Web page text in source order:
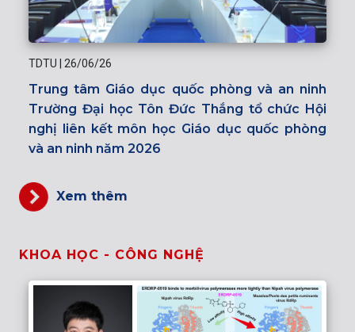
TDTU 26/06/26
Trung tâm Giáo dục quốc phòng và an ninh
Trường Đại học Tôn Đức Thắng tổ chức Hội
nghị liên kết môn học Giáo dục quốc phòng
và an ninh năm 2026
Xem thêm
KHOA HỌC - CÔNG NGHỆ